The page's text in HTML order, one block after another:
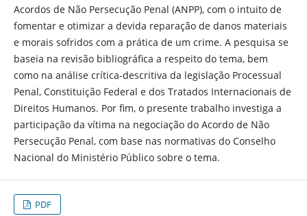
Acordos de Não Persecução Penal (ANPP), com o intuito de
fomentar e otimizar a devida reparação de danos materiais
e morais sofridos com a prática de um crime. A pesquisa se
baseia na revisão bibliográfica a respeito do tema, bem
como na análise crítica-descritiva da legislação Processual
Penal, Constituição Federal e dos Tratados Internacionais de
Direitos Humanos. Por fim, o presente trabalho investiga a
participação da vítima na negociação do Acordo de Não
Persecução Penal, com base nas normativas do Conselho
Nacional do Ministério Público sobre o tema.
PDF